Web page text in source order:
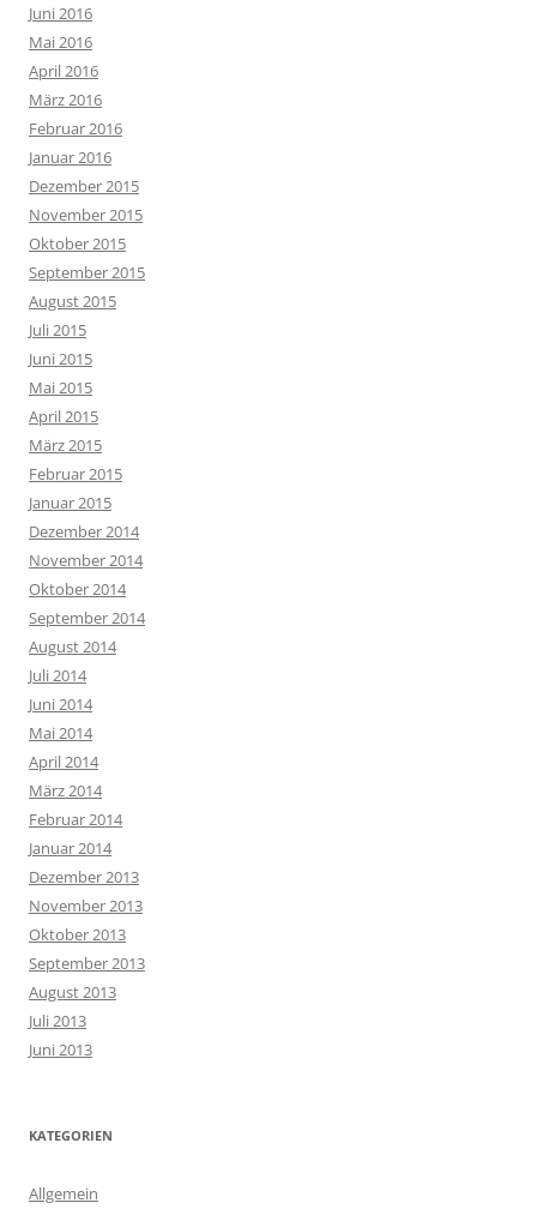
Juni 2016
Mai 2016
April 2016
März 2016
Februar 2016
Januar 2016
Dezember 2015
November 2015
Oktober 2015
September 2015
August 2015
Juli 2015
Juni 2015
Mai 2015
April 2015
März 2015
Februar 2015
Januar 2015
Dezember 2014
November 2014
Oktober 2014
September 2014
August 2014
Juli 2014
Juni 2014
Mai 2014
April 2014
März 2014
Februar 2014
Januar 2014
Dezember 2013
November 2013
Oktober 2013
September 2013
August 2013
Juli 2013
Juni 2013
KATEGORIEN
Allgemein